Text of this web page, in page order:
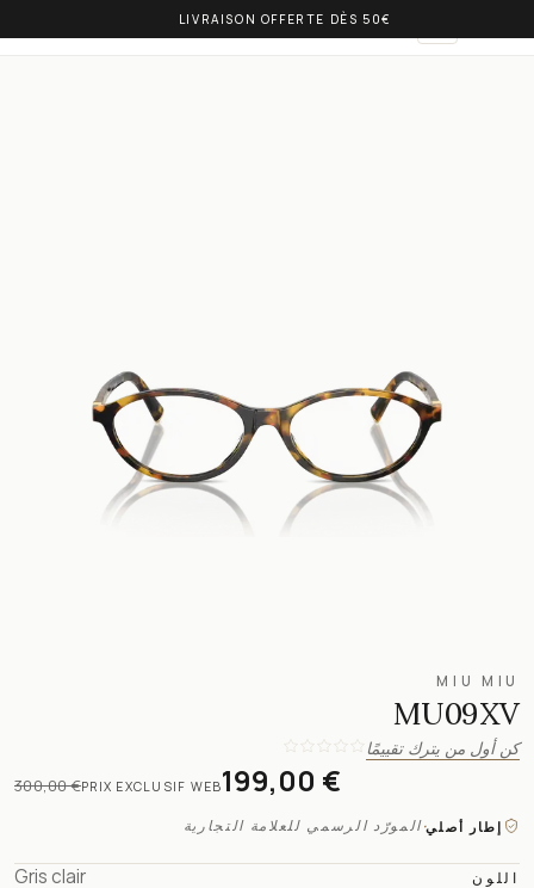
LIVRAISON OFFERTE DÈS 50€
OLIVIA BALM
MIU MIU
MU09XV
كن أول من يترك تقييمًا
300,00 €PRIX EXCLUSIF WEB199,00 €
إطار أصلي·المورّد الرسمي للعلامة التجارية
اللون Gris clair